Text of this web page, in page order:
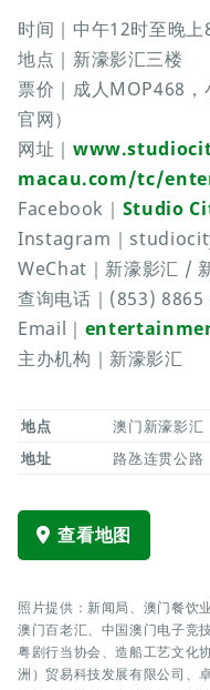
时间｜中午12时至晚上
地点｜新濠影汇三楼
票价｜成人MOP468
官网）
网址｜
macau.com/tc/
Facebook｜ Studio
Instagram｜
WeChat｜新濠影汇 /
查询电话｜(853) 8865
Email｜
主办机构｜新濠影汇
地点
澳门新濠影汇
地址
路氹连贯公路
查看地图
照片提供：新闻局、澳门餐饮
澳门百老汇、中国澳门电子竞
粤剧行当协会、造船工艺文化
洲）贸易科技发展有限公司、